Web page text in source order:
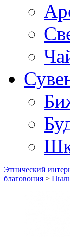
Этнический
благовония >